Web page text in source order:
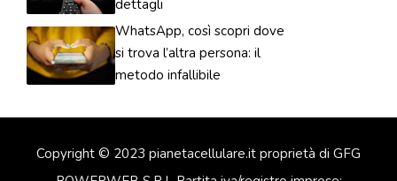
dettagli
WhatsApp, così scopri dove
si trova l’altra persona: il
metodo infallibile
Copyright © 2023 pianetacellulare.it proprietà di GFG